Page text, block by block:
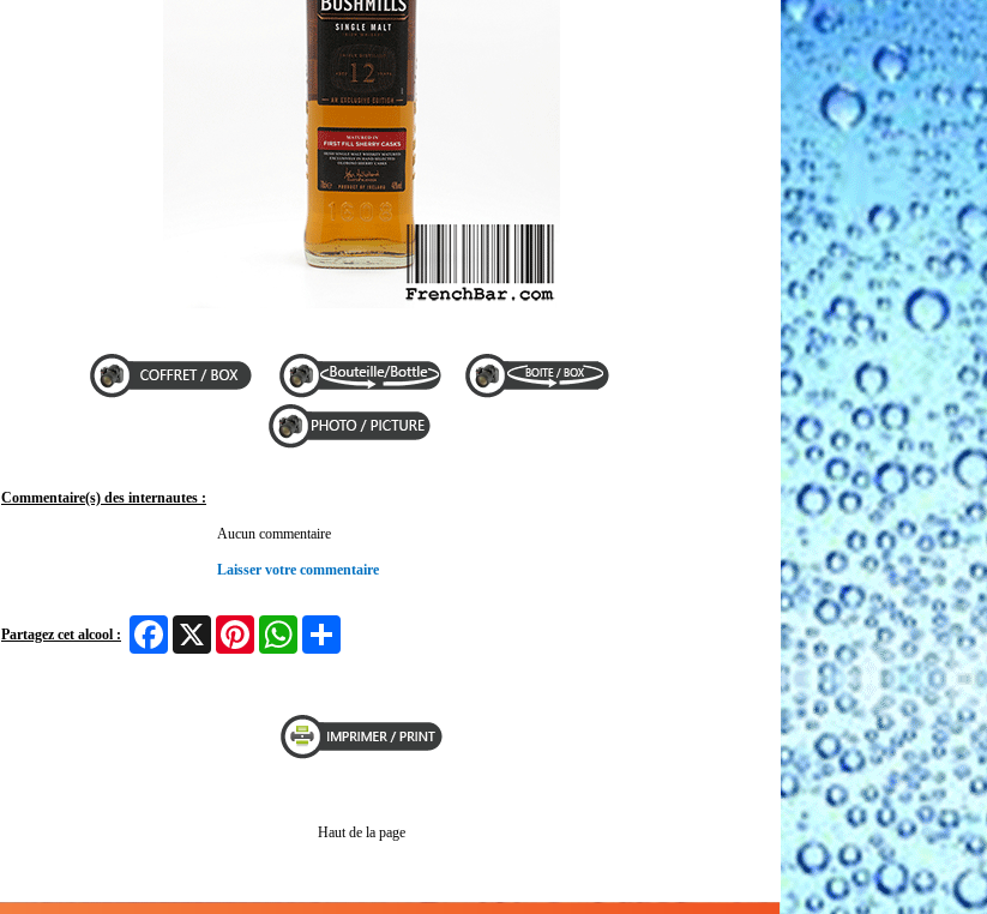
Commentaire(s) des internautes :
Aucun commentaire
Laisser votre commentaire
Partagez cet alcool :
FacebookX Pinterest WhatsApp
Haut de la page